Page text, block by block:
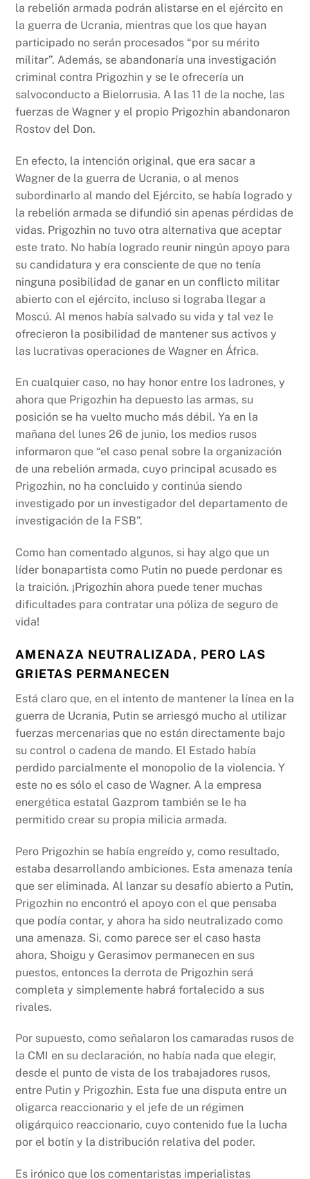
la rebelión armada podrán alistarse en el ejército en
la guerra de Ucrania, mientras que los que hayan
participado no serán procesados “por su mérito
militar”. Además, se abandonaría una investigación
criminal contra Prigozhin y se le ofrecería un
salvoconducto a Bielorrusia. A las 11 de la noche, las
fuerzas de Wagner y el propio Prigozhin abandonaron
Rostov del Don.
En efecto, la intención original, que era sacar a
Wagner de la guerra de Ucrania, o al menos
subordinarlo al mando del Ejército, se había logrado y
la rebelión armada se difundió sin apenas pérdidas de
vidas. Prigozhin no tuvo otra alternativa que aceptar
este trato. No había logrado reunir ningún apoyo para
su candidatura y era consciente de que no tenía
ninguna posibilidad de ganar en un conflicto militar
abierto con el ejército, incluso si lograba llegar a
Moscú. Al menos había salvado su vida y tal vez le
ofrecieron la posibilidad de mantener sus activos y
las lucrativas operaciones de Wagner en África.
En cualquier caso, no hay honor entre los ladrones, y
ahora que Prigozhin ha depuesto las armas, su
posición se ha vuelto mucho más débil. Ya en la
mañana del lunes 26 de junio, los medios rusos
informaron que “el caso penal sobre la organización
de una rebelión armada, cuyo principal acusado es
Prigozhin, no ha concluido y continúa siendo
investigado por un investigador del departamento de
investigación de la FSB”.
Como han comentado algunos, si hay algo que un
líder bonapartista como Putin no puede perdonar es
la traición. ¡Prigozhin ahora puede tener muchas
dificultades para contratar una póliza de seguro de
vida!
AMENAZA NEUTRALIZADA, PERO LAS
GRIETAS PERMANECEN
Está claro que, en el intento de mantener la línea en la
guerra de Ucrania, Putin se arriesgó mucho al utilizar
fuerzas mercenarias que no están directamente bajo
su control o cadena de mando. El Estado había
perdido parcialmente el monopolio de la violencia. Y
este no es sólo el caso de Wagner. A la empresa
energética estatal Gazprom también se le ha
permitido crear su propia milicia armada.
Pero Prigozhin se había engreído y, como resultado,
estaba desarrollando ambiciones. Esta amenaza tenía
que ser eliminada. Al lanzar su desafío abierto a Putin,
Prigozhin no encontró el apoyo con el que pensaba
que podía contar, y ahora ha sido neutralizado como
una amenaza. Si, como parece ser el caso hasta
ahora, Shoigu y Gerasimov permanecen en sus
puestos, entonces la derrota de Prigozhin será
completa y simplemente habrá fortalecido a sus
rivales.
Por supuesto, como señalaron los camaradas rusos de
la CMI en su declaración, no había nada que elegir,
desde el punto de vista de los trabajadores rusos,
entre Putin y Prigozhin. Esta fue una disputa entre un
oligarca reaccionario y el jefe de un régimen
oligárquico reaccionario, cuyo contenido fue la lucha
por el botín y la distribución relativa del poder.
Es irónico que los comentaristas imperialistas